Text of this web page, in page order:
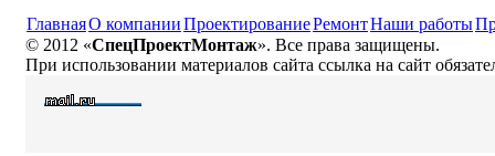
ГлавнаяО компанииПроектированиеРемонтНаши работы
© 2012 «СпецПроектМонтаж». Все права защищены.
При использовании материалов сайта ссылка на сайт